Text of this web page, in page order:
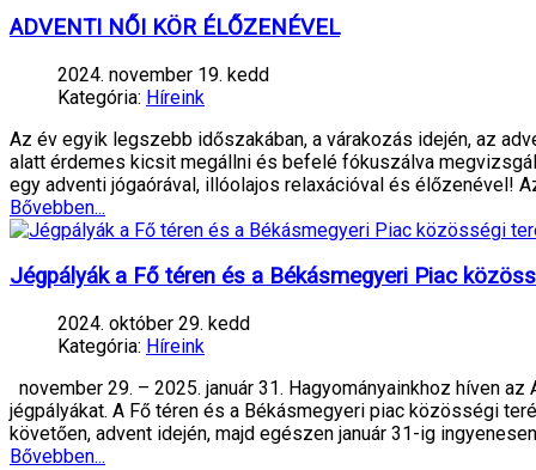
ADVENTI NŐI KÖR ÉLŐZENÉVEL
2024. november 19. kedd
Kategória: Híreink
Az év egyik legszebb időszakában, a várakozás idején, az
alatt érdemes kicsit megállni és befelé fókuszálva
egy adventi jógaórával, illóolajos relaxációval és élőzenével!
Bővebben...
Jégpályák a Fő téren és a Békásmegyeri Piac
2024. október 29. kedd
Kategória: Híreink
november 29. – 2025. január 31. Hagyományainkhoz híven
jégpályákat. A Fő téren és a Békásmegyeri piac közösségi
követően, advent idején, majd egészen január 31-ig
Bővebben...